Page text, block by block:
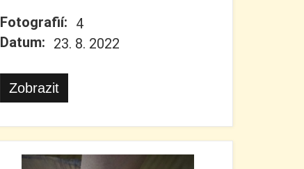
Fotografií: 4
Datum: 23. 8. 2022
Zobrazit